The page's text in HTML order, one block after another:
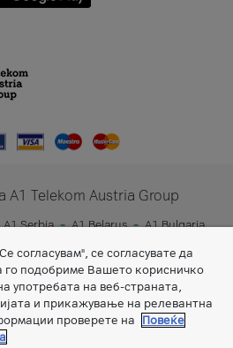
A1 Telekom Austria Group
A1 Serbia A1 Belarus
A1 Bulgaria
A1 Digital
согласувам", се согласувате да
го подобриме Вашето корисничко
употребата на веб-страната,
и прикажување на релевантна
проверете на
Повеќе